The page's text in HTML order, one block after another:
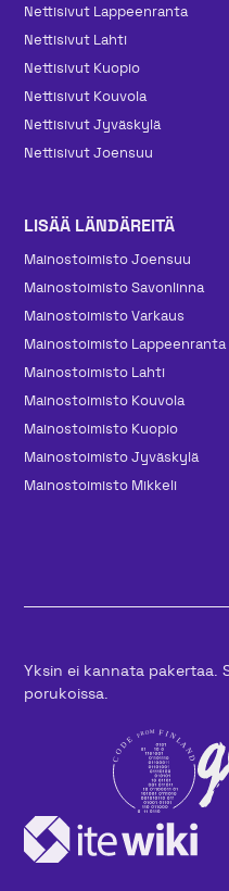
Nettisivut Lappeenranta
Nettisivut Lahti
Nettisivut Kuopio
Nettisivut Kouvola
Nettisivut Jyväskylä
Nettisivut Joensuu
LISÄÄ LÄNDÄREITÄ
Mainos­toimisto Joensuu
Mainos­toimisto Savonlinna
Mainos­toimisto Varkaus
Mainos­toimisto Lappeenranta
Mainos­toimisto Lahti
Mainos­toimisto Kouvola
Mainos­toimisto Kuopio
Mainos­toimisto Jyväskylä
Mainos­toimisto Mikkeli
Yksin ei kannata pakertaa.
porukoissa.